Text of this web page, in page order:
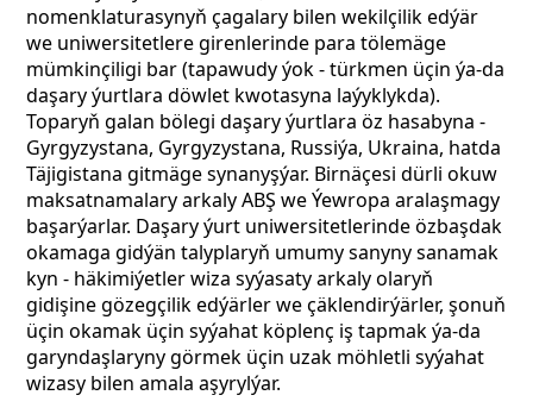
nomenklaturasynyň çagalary bilen wekilçilik edýär
we uniwersitetlere girenlerinde para tölemäge
mümkinçiligi bar (tapawudy ýok - türkmen üçin ýa-da
daşary ýurtlara döwlet kwotasyna laýyklykda).
Toparyň galan bölegi daşary ýurtlara öz hasabyna -
Gyrgyzystana, Gyrgyzystana, Russiýa, Ukraina, hatda
Täjigistana gitmäge synanyşýar. Birnäçesi dürli okuw
maksatnamalary arkaly ABŞ we Ýewropa aralaşmagy
başarýarlar. Daşary ýurt uniwersitetlerinde özbaşdak
okamaga gidýän talyplaryň umumy sanyny sanamak
kyn - häkimiýetler wiza syýasaty arkaly olaryň
gidişine gözegçilik edýärler we çäklendirýärler, şonuň
üçin okamak üçin syýahat köplenç iş tapmak ýa-da
garyndaşlaryny görmek üçin uzak möhletli syýahat
wizasy bilen amala aşyrylýar.